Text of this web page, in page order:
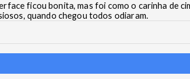
ficou bonita, mas foi como o carinha de
quando chegou todos odiaram.